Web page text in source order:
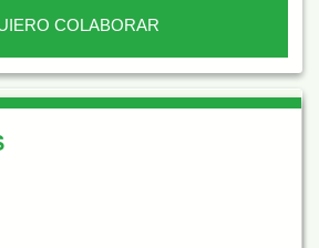
COLABORAR